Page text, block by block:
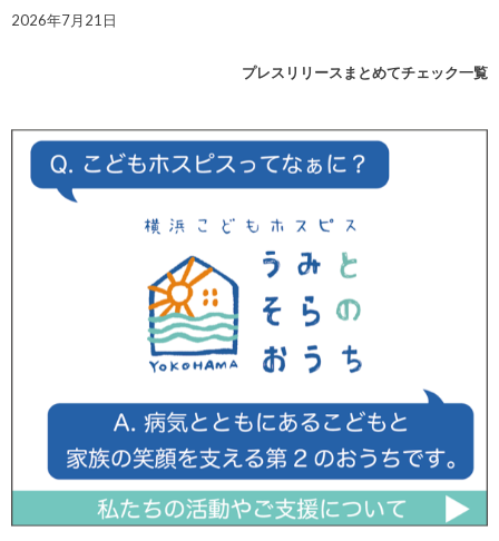
2026年7月21日
プレスリリースまとめてチェック一覧